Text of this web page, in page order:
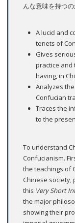
んな意味を持つ
A lucid and
tenets of
Gives
practice and
having, in
Analyzes
Confucian
Traces the
to the
To understand
Confucianism.
the teachings of
Chinese society,
this Very Short
the major
showing their